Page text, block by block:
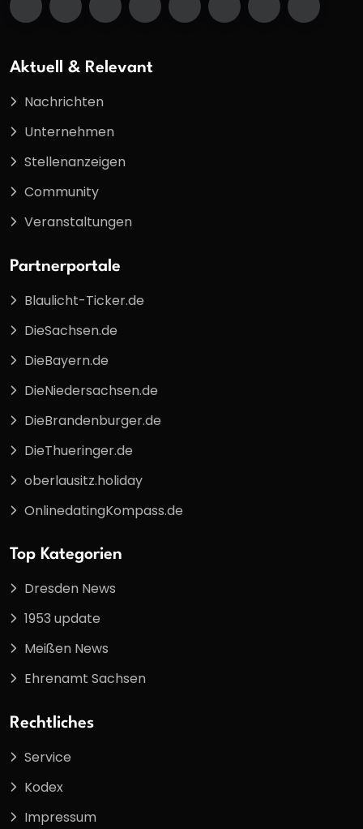
Aktuell & Relevant
Nachrichten
Unternehmen
Stellenanzeigen
Community
Veranstaltungen
Partnerportale
Blaulicht-Ticker.de
DieSachsen.de
DieBayern.de
DieNiedersachsen.de
DieBrandenburger.de
DieThueringer.de
oberlausitz.holiday
OnlinedatingKompass.de
Top Kategorien
Dresden News
1953 update
Meißen News
Ehrenamt Sachsen
Rechtliches
Service
Kodex
Impressum